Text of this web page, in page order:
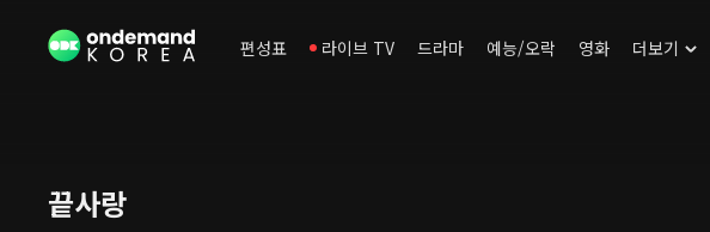
편성표 라이브 TV 드라마 예능/오락 영화 더보기
끝사랑